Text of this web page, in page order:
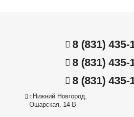
8 (831) 435-
8 (831) 435-
8 (831) 435-
г.Нижний Новгород,
Ошарская, 14 В